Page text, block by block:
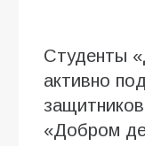
Студенты
активно
«Добром